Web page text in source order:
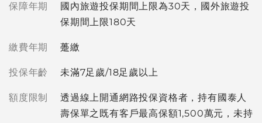
保障年期
國內旅遊投保期間上限為30天，國外旅遊投
保期間上限180天
繳費年期 躉繳
投保年齡 未滿7足歲/18足歲以上
額度限制
透過線上開通網路投保資格者，持有國泰人
壽保單之既有客戶最高保額1,500萬元，未持